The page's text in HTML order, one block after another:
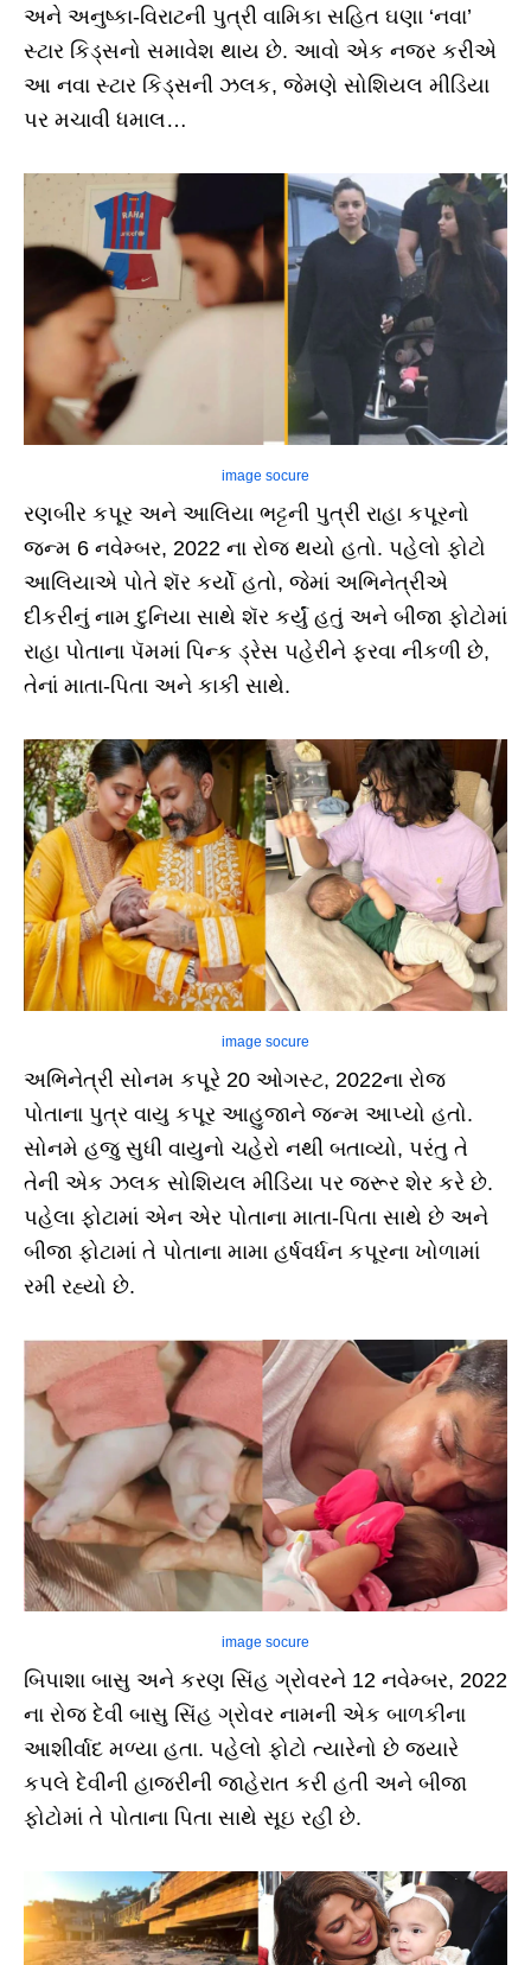
અને અનુષ્કા-વિરાટની પુત્રી વામિકા સહિત ઘણા ‘નવા’
સ્ટાર કિડ્સનો સમાવેશ થાય છે. આવો એક નજર કરીએ
આ નવા સ્ટાર કિડ્સની ઝલક, જેમણે સોશિયલ મીડિયા
પર મચાવી ધમાલ…
image socure
રણબીર કપૂર અને આલિયા ભટ્ટની પુત્રી રાહા કપૂરનો
જન્મ 6 નવેમ્બર, 2022 ના રોજ થયો હતો. પહેલો ફોટો
આલિયાએ પોતે શૅર કર્યો હતો, જેમાં અભિનેત્રીએ
દીકરીનું નામ દુનિયા સાથે શૅર કર્યું હતું અને બીજા ફોટોમાં
રાહા પોતાના પૅમમાં પિન્ક ડ્રેસ પહેરીને ફરવા નીકળી છે,
તેનાં માતા-પિતા અને કાકી સાથે.
image socure
અભિનેત્રી સોનમ કપૂરે 20 ઓગસ્ટ, 2022ના રોજ
પોતાના પુત્ર વાયુ કપૂર આહુજાને જન્મ આપ્યો હતો.
સોનમે હજુ સુધી વાયુનો ચહેરો નથી બતાવ્યો, પરંતુ તે
તેની એક ઝલક સોશિયલ મીડિયા પર જરૂર શેર કરે છે.
પહેલા ફોટામાં એન એર પોતાના માતા-પિતા સાથે છે અને
બીજા ફોટામાં તે પોતાના મામા હર્ષવર્ધન કપૂરના ખોળામાં
રમી રહ્યો છે.
image socure
બિપાશા બાસુ અને કરણ સિંહ ગ્રોવરને 12 નવેમ્બર, 2022
ના રોજ દેવી બાસુ સિંહ ગ્રોવર નામની એક બાળકીના
આશીર્વાદ મળ્યા હતા. પહેલો ફોટો ત્યારેનો છે જ્યારે
કપલે દેવીની હાજરીની જાહેરાત કરી હતી અને બીજા
ફોટોમાં તે પોતાના પિતા સાથે સૂઇ રહી છે.